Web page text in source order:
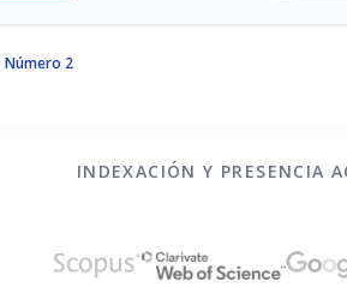
Número 2
INDEXACIÓN Y PRESENCIA